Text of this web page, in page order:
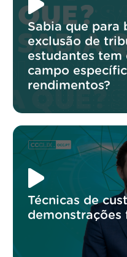
Sabia que para
exclusão de
estudantes tem
campo
rendimentos?
Técnicas de
demonstrações